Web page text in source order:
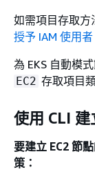
如需項目存取方
授予 IAM 使用
為 EKS 自動模
EC2 存取項目
使用 CLI 建
要建立 EC2 節
策：